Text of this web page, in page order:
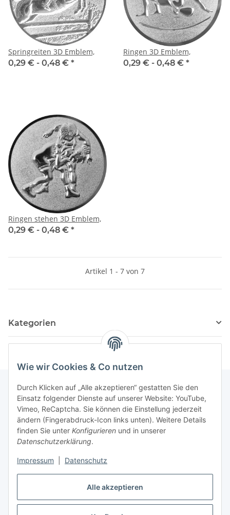
Alle akzeptieren
Wie wir Cookies & Co nutzen
Durch Klicken auf „Alle akzeptieren“ gestatten Sie den
Einsatz folgender Dienste auf unserer Website: YouTube,
Vimeo, ReCaptcha. Sie können die Einstellung jederzeit
ändern (Fingerabdruck-Icon links unten). Weitere Details
finden Sie unter Konfigurieren und in unserer
Datenschutzerklärung.
Impressum Datenschutz
Springreiten 3D Emblem,
0,29 € - 0,48 € *
Ringen 3D Emblem,
0,29 € - 0,48 € *
Ringen stehen 3D Emblem,
0,29 € - 0,48 € *
Artikel 1 - 7 von 7
Kategorien
Informationen
Gesetzliche Informationen
Vertrag widerrufen